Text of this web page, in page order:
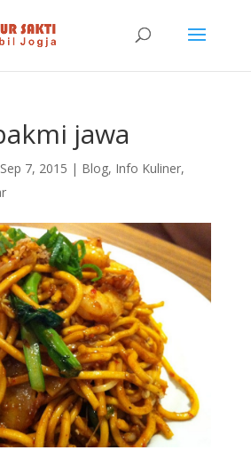
jawa
Sep 7, 2015 | Blog, Info Kuliner,